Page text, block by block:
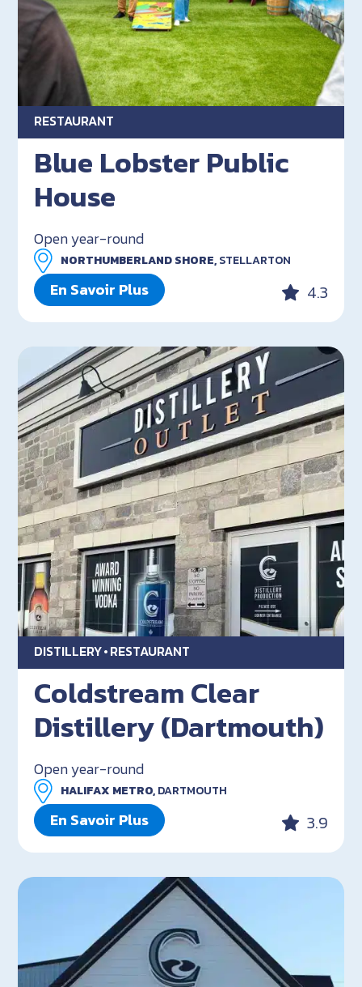
RESTAURANT
Blue Lobster Public
House
Open year-round
NORTHUMBERLAND SHORE,STELLARTON
En Savoir Plus 4.3
DISTILLERY RESTAURANT
Coldstream Clear
Distillery (Dartmouth)
Open year-round
HALIFAX METRO,DARTMOUTH
En Savoir Plus 3.9